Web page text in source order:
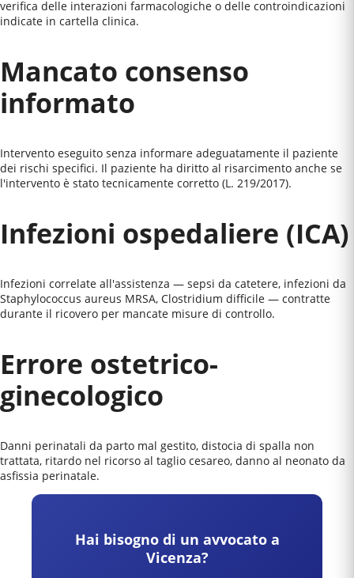
verifica delle interazioni farmacologiche o delle controindicazioni
indicate in cartella clinica.
Mancato consenso
informato
Intervento eseguito senza informare adeguatamente il paziente
dei rischi specifici. Il paziente ha diritto al risarcimento anche se
l'intervento è stato tecnicamente corretto (L. 219/2017).
Infezioni ospedaliere (ICA)
Infezioni correlate all'assistenza — sepsi da catetere, infezioni da
Staphylococcus aureus MRSA, Clostridium difficile — contratte
durante il ricovero per mancate misure di controllo.
Errore ostetrico-
ginecologico
Danni perinatali da parto mal gestito, distocia di spalla non
trattata, ritardo nel ricorso al taglio cesareo, danno al neonato da
asfissia perinatale.
Hai bisogno di un avvocato a
Vicenza?